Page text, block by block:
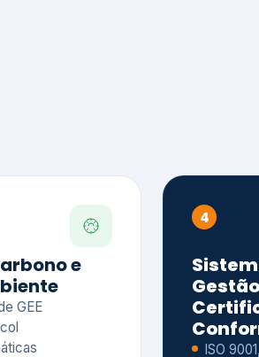
e
GEE
4
ISO